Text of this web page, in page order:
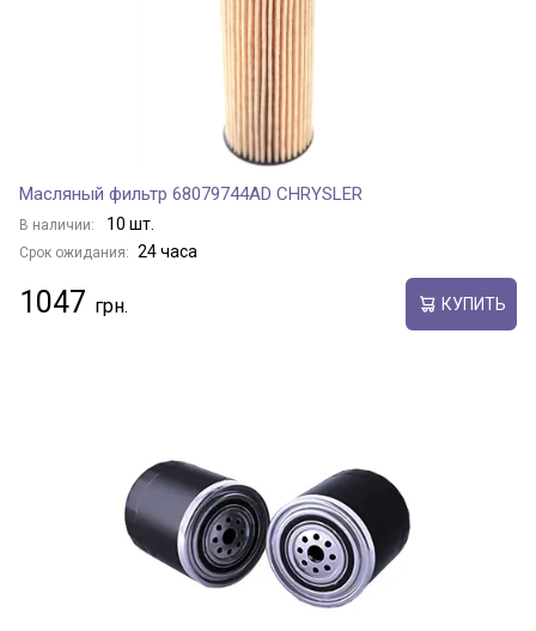
Масляный фильтр 68079744AD CHRYSLER
В наличии: 10 шт.
Срок ожидания: 24 часа
1047 КУПИТЬ